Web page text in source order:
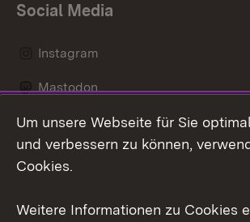
Social Media
Instagram
Mastodon
Messenger
Um unsere Webseite für Sie
und verbessern zu können,
Cookies.
Weitere Informationen zu Cookies